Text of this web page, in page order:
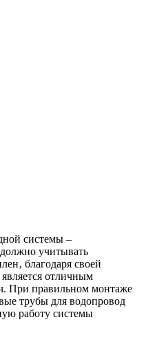
системы –
учитывать
благодаря своей
отличным
При правильном монтаже
трубы для водопровод
работу системы